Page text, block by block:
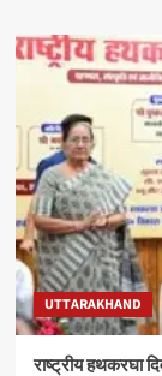
UTTARAKHAND
राष्ट्रीय हथकरघा